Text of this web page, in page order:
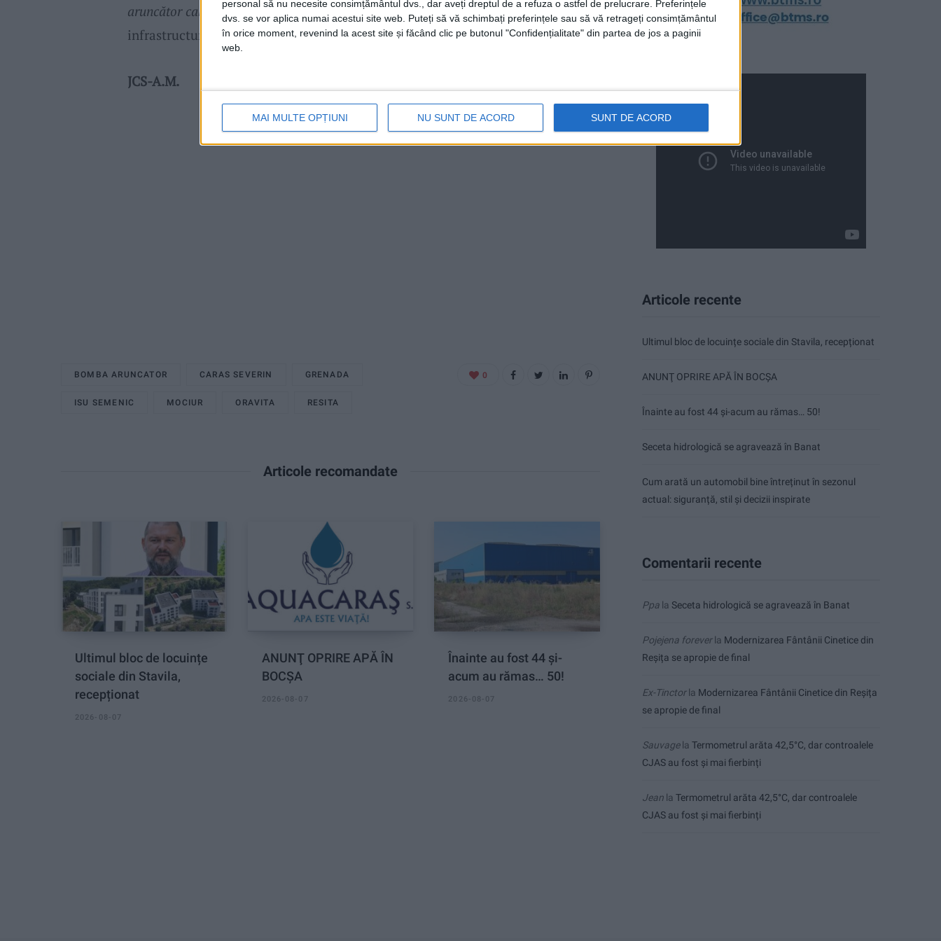
personal să nu necesite consimțământul dvs., dar aveți dreptul de a refuza o astfel de prelucrare. Preferințele
dvs. se vor aplica numai acestui site web. Puteți să vă schimbați preferințele sau să vă retrageți consimțământul
în orice moment, revenind la acest site și făcând clic pe butonul "Confidențialitate" din partea de jos a paginii
web.
MAI MULTE OPȚIUNI NU SUNT DE ACORD SUNT DE ACORD
aruncător calibru 120 mm, descoperită pe timpul efectuării lucrărilor de
infrastructură în municipiul Reșița,zonaMociur!“,transmiteISU „Semenic“.
JCS-A.M.
BOMBA ARUNCATOR CARAS SEVERIN GRENADA
ISU SEMENIC MOCIUR ORAVITA RESITA
0
Articole recomandate
Ultimul bloc de locuințe
sociale din Stavila,
recepționat
2026-08-07
ANUNŢ OPRIRE APĂ ÎN
BOCȘA
2026-08-07
Înainte au fost 44 și-
acum au rămas… 50!
2026-08-07
Articole recente
Ultimul bloc de locuințe sociale din Stavila, recepționat
ANUNŢ OPRIRE APĂ ÎN BOCȘA
Înainte au fost 44 și-acum au rămas… 50!
Seceta hidrologică se agravează în Banat
Cum arată un automobil bine întreținut în sezonul
actual: siguranță, stil și decizii inspirate
Comentarii recente
Ppa la Seceta hidrologică se agravează în Banat
Pojejena foreverla Modernizarea Fântânii Cinetice din
Reșița se apropie de final
Ex-Tinctorla Modernizarea Fântânii Cinetice din Reșița
se apropie de final
Sauvagela Termometrul arăta 42,5°C, dar controalele
CJAS au fost și mai fierbinți
Jean la Termometrul arăta 42,5°C, dar controalele
CJAS au fost și mai fierbinți